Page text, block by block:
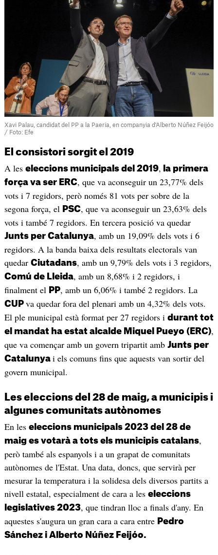
Xavi Palau, candidat del PP a la Paeria, en companyia d'Alberto Núñez Feijóo
/ Foto: Efe
El consistori sorgit el 2019
A les eleccions municipals del 2019,
la primera
força va ser ERC, que va aconseguir un 23,77% dels
vots i 7 regidors, però només 81 vots per sobre de la
segona força, el PSC, que va aconseguir un 23,63% dels
vots i també 7 regidors. En tercera posició va quedar
Junts per Catalunya, amb un 19,09% dels vots i 6
regidors. A la banda baixa dels resultats electorals van
quedar Ciutadans, amb un 9,79% dels vots i 3 regidors,
Comú de Lleida, amb un 8,68% i 2 regidors, i
finalment el PP, amb un 6,06% i també 2 regidors. La
CUP va quedar fora del plenari amb un 4,32% dels vots.
El ple municipal està format per 27 regidors i durant tot
el mandat ha estat alcalde Miquel Pueyo (ERC),
que va començar amb un govern tripartit amb Junts per
Catalunya i els comuns fins que aquests van sortir del
govern municipal.
Les eleccions del 28 de maig, a municipis i
algunes comunitats autònomes
En les eleccions municipals 2023 del 28 de
maig es votarà a tots els municipis catalans,
però també als espanyols i a un grapat de comunitats
autònomes de l'Estat. Una data, doncs, que servirà per
mesurar la temperatura i la solidesa dels diversos partits a
nivell estatal, especialment de cara a les eleccions
legislatives 2023, que tindran lloc a finals d'any. En
aquestes s'augura un gran cara a cara entre Pedro
Sánchez i Alberto Núñez Feijóo.